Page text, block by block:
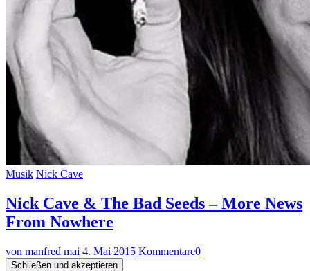
Musik Nick Cave
Nick Cave & The Bad Seeds – More News
From Nowhere
von manfred mai 4. Mai 2015 Kommentare0